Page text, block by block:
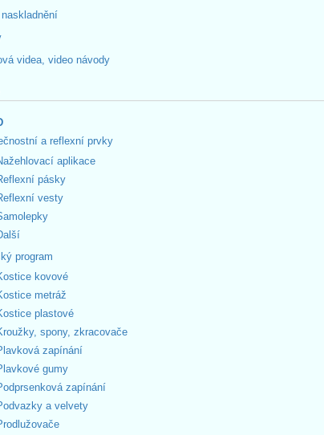
videa, video návody
a reflexní prvky
aplikace
pásky
vesty
program
kovové
metráž
plastové
spony, zkracovače
zapínání
gumy
zapínání
a velvety